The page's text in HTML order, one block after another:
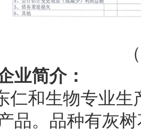
（
业简介：
仁和生物专业
品。品种有灰